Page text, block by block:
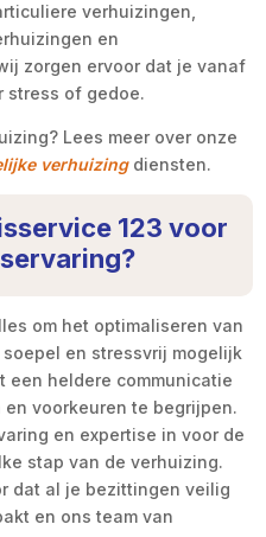
verhuizingen,
en
zorgen ervoor dat je vanaf
stress of gedoe.
Lees meer over onze
verhuizingdiensten.
123 voor
om het optimaliseren van
en stressvrij mogelijk
een heldere communicatie
voorkeuren te begrijpen.
en expertise in voor de
stap van de verhuizing.
dat al je bezittingen veilig
en ons team van